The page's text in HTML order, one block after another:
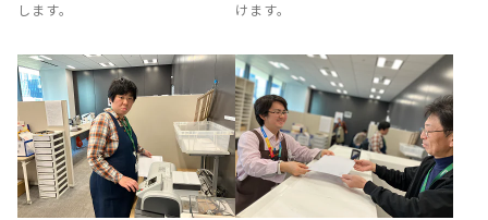
します。
けます。